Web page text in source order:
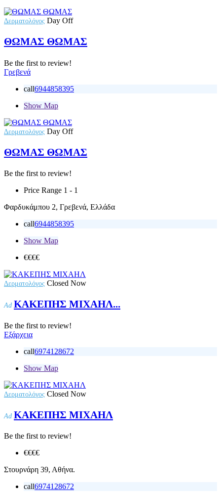
Δερματολόγος Day Off
ΘΩΜΑΣ ΘΩΜΑΣ
Be the first to review!
Γρεβενά
call6944858395
Show Map
Δερματολόγος Day Off
ΘΩΜΑΣ ΘΩΜΑΣ
Be the first to review!
Price Range 1 - 1
Φαρδυκάμπου 2, Γρεβενά, Ελλάδα
call6944858395
Show Map
€€€€
Δερματολόγος Closed Now
Ad ΚΑΚΕΠΗΣ ΜΙΧΑΗΛ...
Be the first to review!
Εξάρχεια
call6974128672
Show Map
Δερματολόγος Closed Now
Ad ΚΑΚΕΠΗΣ ΜΙΧΑΗΛ
Be the first to review!
€€€€
Στουρνάρη 39, Αθήνα.
call6974128672